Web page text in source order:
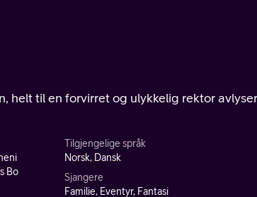
helt til en forvirret og ulykkelig rektor
Bo
Tilgjengelige språk
Norsk, Dansk
Sjangere
Familie, Eventyr, Fantasi